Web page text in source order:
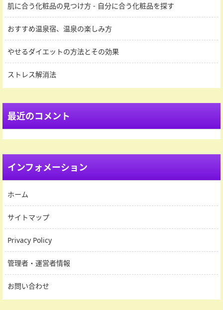
肌に合う化粧品の見つけ方 - 自分に合う化粧品を探す
おすすめ温泉宿、温泉の楽しみ方
やせるダイエットの方法とその効果
ストレス解消法
最近のコメント
インフォメーション
ホーム
サイトマップ
Privacy Policy
管理者・運営者情報
お問い合わせ